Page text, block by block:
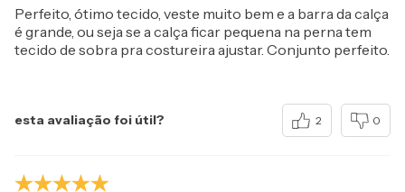
Perfeito, ótimo tecido, veste muito bem e a barra da calça
é grande, ou seja se a calça ficar pequena na perna tem
tecido de sobra pra costureira ajustar. Conjunto perfeito.
esta avaliação foi útil? 2 0